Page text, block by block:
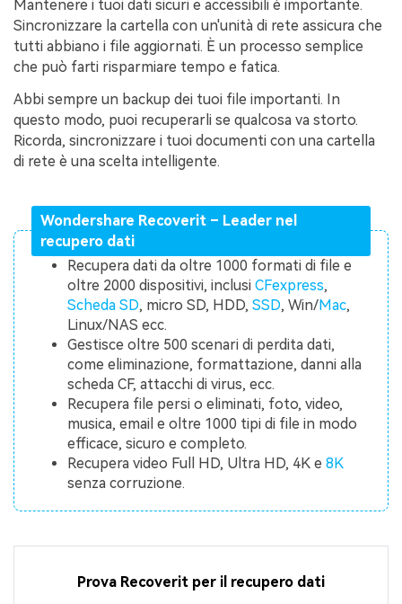
Mantenere i tuoi dati sicuri e accessibili è importante.
Sincronizzare la cartella con un'unità di rete assicura che
tutti abbiano i file aggiornati. È un processo semplice
che può farti risparmiare tempo e fatica.
Abbi sempre un backup dei tuoi file importanti. In
questo modo, puoi recuperarli se qualcosa va storto.
Ricorda, sincronizzare i tuoi documenti con una cartella
di rete è una scelta intelligente.
Wondershare Recoverit – Leader nel
recupero dati
Recupera dati da oltre 1000 formati di file e
oltre 2000 dispositivi, inclusiCFexpress,
Scheda SD, micro SD, HDD,SSD, Win/Mac,
Linux/NAS ecc.
Gestisce oltre 500 scenari di perdita dati,
come eliminazione, formattazione, danni alla
scheda CF, attacchi di virus, ecc.
Recupera file persi o eliminati, foto, video,
musica, email e oltre 1000 tipi di file in modo
efficace, sicuro e completo.
Recupera video Full HD, Ultra HD, 4K e8K
senza corruzione.
Prova Recoverit per il recupero dati